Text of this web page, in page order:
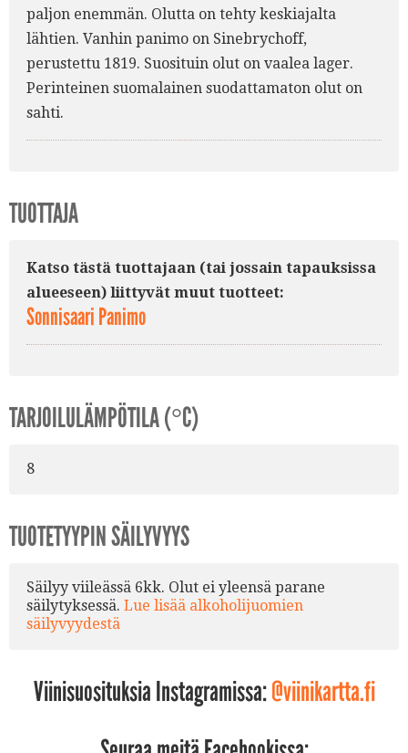
paljon enemmän. Olutta on tehty keskiajalta
lähtien. Vanhin panimo on Sinebrychoff,
perustettu 1819. Suosituin olut on vaalea lager.
Perinteinen suomalainen suodattamaton olut on
sahti.
TUOTTAJA
Katso tästä tuottajaan (tai jossain tapauksissa
alueeseen) liittyvät muut tuotteet:
Sonnisaari Panimo
TARJOILULÄMPÖTILA (°C)
8
TUOTETYYPIN SÄILYVYYS
Säilyy viileässä 6kk. Olut ei yleensä parane
säilytyksessä. Lue lisää alkoholijuomien
säilyvyydestä
Viinisuosituksia Instagramissa:@viinikartta.fi